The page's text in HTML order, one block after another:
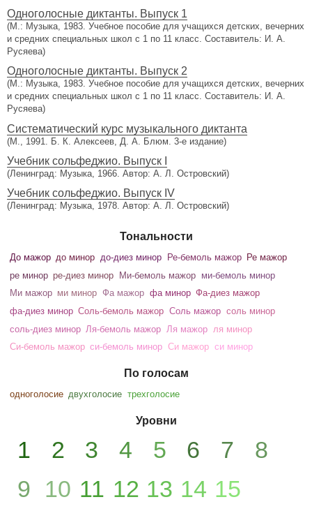
Одноголосные диктанты. Выпуск 1
(М.: Музыка, 1983. Учебное пособие для учащихся детских, вечерних
и средних специальных школ с 1 по 11 класс. Составитель: И. А.
Русяева)
Одноголосные диктанты. Выпуск 2
(М.: Музыка, 1983. Учебное пособие для учащихся детских, вечерних
и средних специальных школ с 1 по 11 класс. Составитель: И. А.
Русяева)
Систематический курс музыкального диктанта
(М., 1991. Б. К. Алексеев, Д. А. Блюм. 3-е издание)
Учебник сольфеджио. Выпуск I
(Ленинград: Музыка, 1966. Автор: А. Л. Островский)
Учебник сольфеджио. Выпуск IV
(Ленинград: Музыка, 1978. Автор: А. Л. Островский)
Тональности
До мажор до минор до-диез минор Ре-бемоль мажор
Ре мажор
ре минор ре-диез минор Ми-бемоль мажор ми-бемоль минор
Ми мажор ми минор Фа мажор фа минор Фа-диез мажор
фа-диез минор Соль-бемоль мажор Соль мажор соль минор
соль-диез минор Ля-бемоль мажор Ля мажор ля минор
Си-бемоль мажор си-бемоль минор Си мажор си минор
По голосам
одноголосие двухголосие трехголосие
Уровни
1 2 3 4 5 6 7
8
9
10 11 12 13 14 15